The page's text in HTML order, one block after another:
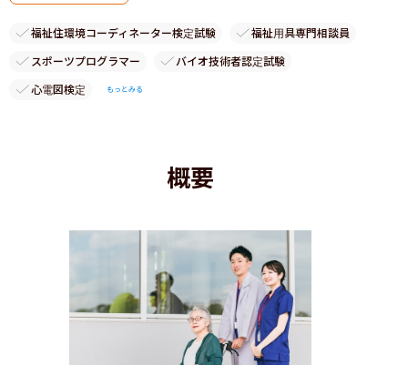
福祉住環境コーディネーター検定試験
福祉用具専門相談員
スポーツプログラマー
バイオ技術者認定試験
心電図検定
もっとみる
概要